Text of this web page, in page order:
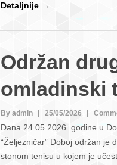
Detaljnije →
Održan
omladinski
By admin 25/05/2026
Dana 24.05.2026. godine u
“Željezničar” Doboj održan je
stonom tenisu u kojem je